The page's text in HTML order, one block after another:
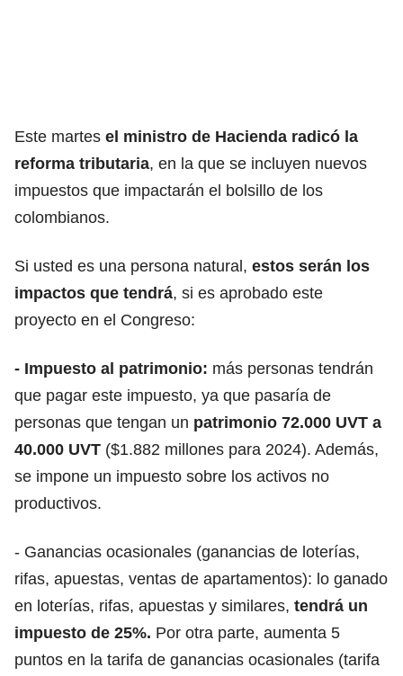
Este martes el ministro de Hacienda radicó la
reforma tributaria, en la que se incluyen nuevos
impuestos que impactarán el bolsillo de los
colombianos.
Si usted es una persona natural, estos serán los
impactos que tendrá, si es aprobado este
proyecto en el Congreso:
- Impuesto al patrimonio: más personas tendrán
que pagar este impuesto, ya que pasaría de
personas que tengan un patrimonio 72.000 UVT a
40.000 UVT ($1.882 millones para 2024). Además,
se impone un impuesto sobre los activos no
productivos.
- Ganancias ocasionales (ganancias de loterías,
rifas, apuestas, ventas de apartamentos): lo ganado
en loterías, rifas, apuestas y similares, tendrá un
impuesto de 25%. Por otra parte, aumenta 5
puntos en la tarifa de ganancias ocasionales (tarifa